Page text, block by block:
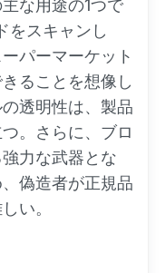
な用途の1つで
をスキャンし
パーマーケット
ることを想像し
透明性は、製品
。さらに、ブロ
力な武器とな
偽造者が正規品
い。